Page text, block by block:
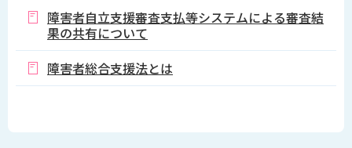
障害者自立支援審査支払等システムによる審査結
果の共有について
障害者総合支援法とは